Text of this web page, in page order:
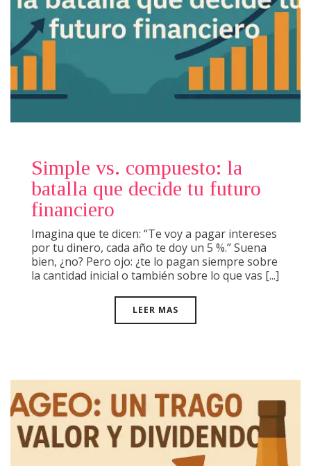
Simple vs. compuesto: la
batalla que decide tu futuro
financiero
Imagina que te dicen: “Te voy a pagar intereses
por tu dinero, cada año te doy un 5 %.” Suena
bien, ¿no? Pero ojo: ¿te lo pagan siempre sobre
la cantidad inicial o también sobre lo que vas [...]
LEER MAS